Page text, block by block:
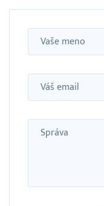
Meno
Email
Správa